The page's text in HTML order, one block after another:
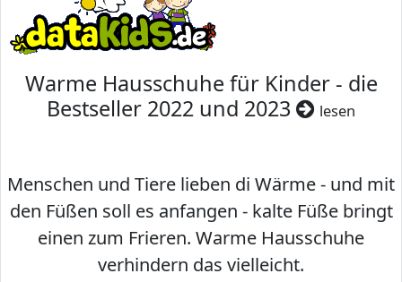
Warme Hausschuhe für Kinder - die
Bestseller 2022 und 2023
lesen
Menschen und Tiere lieben di Wärme - und mit
den Füßen soll es anfangen - kalte Füße bringt
einen zum Frieren. Warme Hausschuhe
verhindern das vielleicht.